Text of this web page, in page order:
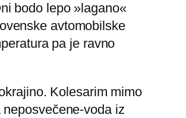
bodo lepo »lagano«
avtomobilske
pa je ravno
Kolesarim mimo
voda iz